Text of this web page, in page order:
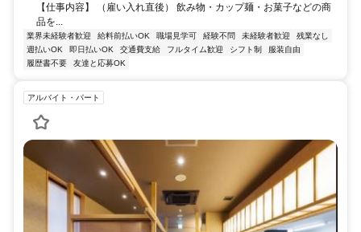
【仕事内容】 （雇い入れ直後） 飲み物・カップ麺・お菓子などの商
品を...
業界未経験者歓迎 給料前払いOK 職場見学可 経験不問 未経験者歓迎
残業なし
週払いOK
即日払いOK 交通費支給 フルタイム歓迎 シフト制
服装自由
履歴書不要
友達と応募OK
アルバイト・パート